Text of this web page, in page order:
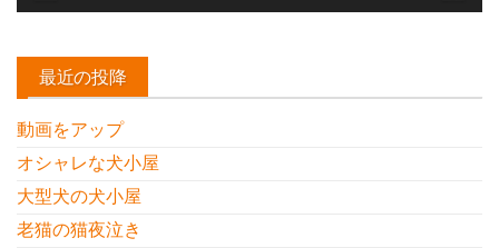
最近の投降
動画をアップ
オシャレな犬小屋
大型犬の犬小屋
老猫の猫夜泣き